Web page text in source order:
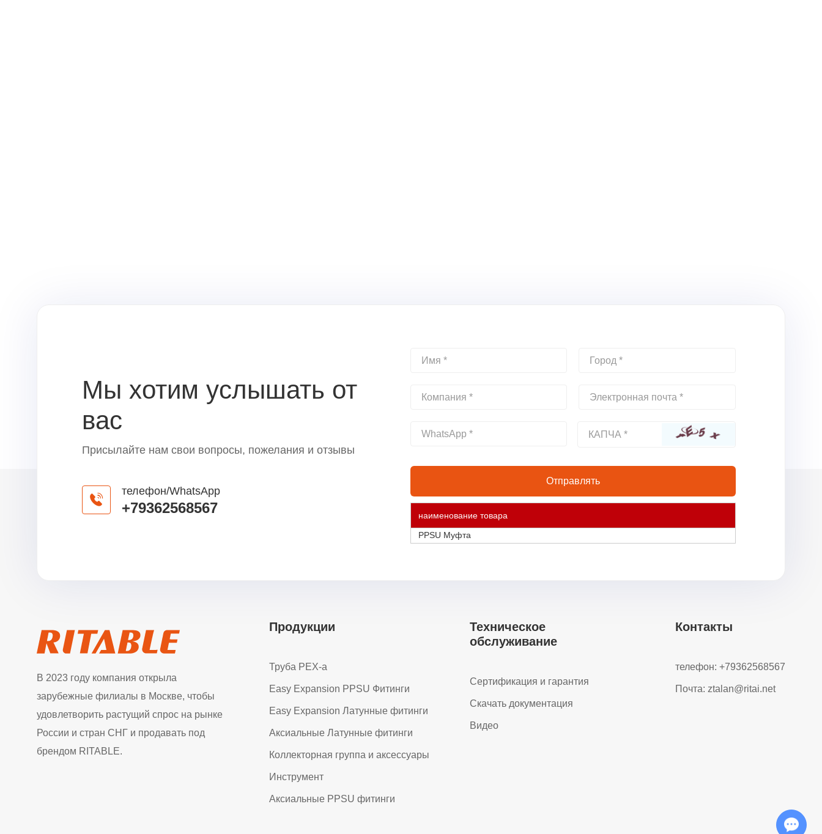
Мы хотим услышать от
вас
Присылайте нам свои вопросы, пожелания и отзывы
телефон/WhatsApp
+79362568567
наименование товара
PPSU Муфта
В 2023 году компания открыла
зарубежные филиалы в Москве, чтобы
удовлетворить растущий спрос на рынке
России и стран СНГ и продавать под
брендом RITABLE.
Продукции
Труба PEX-a
Easy Expansion PPSU Фитинги
Easy Expansion Латунные фитинги
Аксиальные Латунные фитинги
Коллекторная группа и аксессуары
Инструмент
Аксиальные PPSU фитинги
Техническoe
обслуживание
Сертификация и гарантия
Скачать документация
Видео
Контакты
телефон: +79362568567
Почта: ztalan@ritai.net
Chat with Us